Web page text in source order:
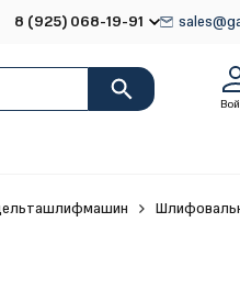
8 (925) 068-19-91